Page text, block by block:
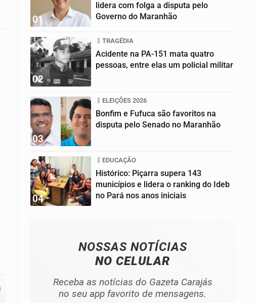
01
lidera com folga a disputa pelo
Governo do Maranhão
02
TRAGÉDIA
Acidente na PA-151 mata quatro
pessoas, entre elas um policial militar
03
ELEIÇÕES 2026
Bonfim e Fufuca são favoritos na
disputa pelo Senado no Maranhão
04
EDUCAÇÃO
Histórico: Piçarra supera 143
municípios e lidera o ranking do Ideb
no Pará nos anos iniciais
NOSSAS NOTÍCIAS
NO CELULAR
Receba as notícias do Gazeta Carajás
no seu app favorito de mensagens.